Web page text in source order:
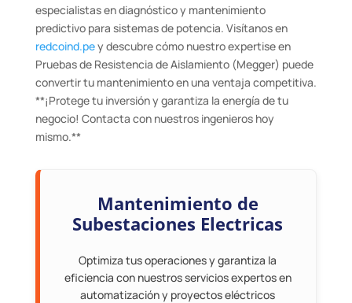
especialistas en diagnóstico y mantenimiento
predictivo para sistemas de potencia. Visítanos en
redcoind.pey descubre cómo nuestro expertise en
Pruebas de Resistencia de Aislamiento (Megger) puede
convertir tu mantenimiento en una ventaja competitiva.
**¡Protege tu inversión y garantiza la energía de tu
negocio! Contacta con nuestros ingenieros hoy
mismo.**
Mantenimiento de
Subestaciones Electricas
Optimiza tus operaciones y garantiza la
eficiencia con nuestros servicios expertos en
automatización y proyectos eléctricos